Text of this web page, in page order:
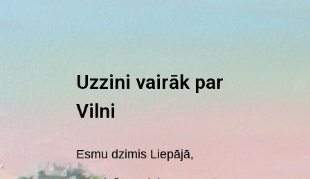
Uzzini vairāk par
Vilni
Esmu dzimis Liepājā,